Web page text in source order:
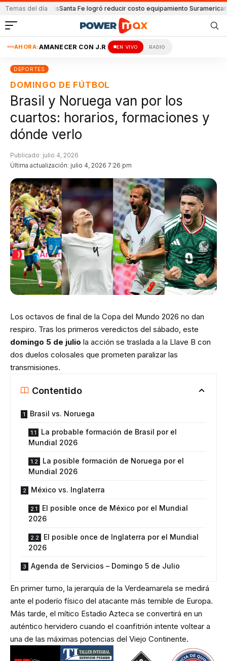
Temas del día
LanúsSanta Fe logró reducir costo equipamiento Suramericanos
AHORA:AMANECER CON J.R EN VIVO RADIO
DEPORTES
DOMINGO DE FÚTBOL
Brasil y Noruega van por los
cuartos: horarios, formaciones y
dónde verlo
Última actualización: julio 4, 2026 7:26 pm
Publicado: julio 4, 2026
Los octavos de final de la Copa del Mundo 2026 no dan
respiro. Tras los primeros veredictos del sábado, este
domingo 5 de julio la acción se traslada a la Llave B con
dos duelos colosales que prometen paralizar las
transmisiones.
Contentido
Brasil vs. Noruega
La probable formación de Brasil por el
Mundial 2026
La posible formación de Noruega por el
Mundial 2026
México vs. Inglaterra
El posible once de México por el Mundial
2026
El posible once de Inglaterra por el Mundial
2026
Agenda de Servicios – Domingo 5 de Julio
En primer turno, la jerarquía de la Verdeamarela se medirá
ante el poderío físico del atacante más temible de Europa.
Más tarde, el mítico Estadio Azteca se convertirá en un
auténtico hervidero cuando el coanfitrión intente voltear a
una de las máximas potencias del Viejo Continente.